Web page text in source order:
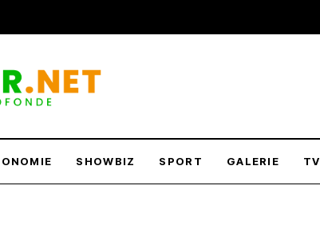
SHOWBIZ SPORT GALERIE TV